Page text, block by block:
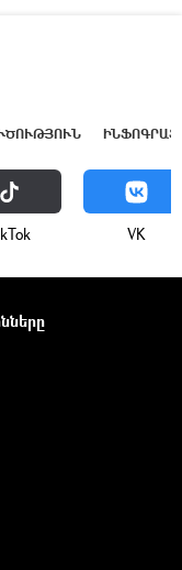
VK